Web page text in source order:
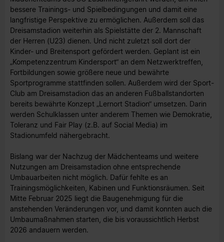
bessere Trainings- und Spielbedingungen und damit eine
langfristige Perspektive zu ermöglichen. Außerdem soll das
Dreisamstadion weiterhin als Spielstätte der 2. Mannschaft
der Herren (U23) dienen. Und nicht zuletzt soll dort der
Kinder- und Breitensport gefördert werden. Geplant ist ein
„Kompetenzzentrum Kindersport“ an dem Netzwerktreffen,
Fortbildungen sowie größere neue und bewährte
Sportprogramme stattfinden sollen. Außerdem wird der Sport-
Club am Dreisamstadion das an anderen Fußballstandorten
bereits bewährte Konzept „Lernort Stadion“ umsetzen. Darin
werden Schulklassen unter anderem Themen wie Demokratie,
Toleranz und Fair Play (z.B. auf Social Media) im
Stadionumfeld nähergebracht.
Bislang war der Nachzug der Mädchenteams und weitere
Nutzungen am Dreisamstadion ohne entsprechende
Umbauarbeiten nicht möglich. Dafür fehlte es an
Trainingsmöglichkeiten, Kabinen und Funktionsräumen. Seit
Mitte Februar 2025 liegt die Baugenehmigung für die
anstehenden Veränderungen vor, und damit konnten auch die
Umbaumaßnahmen starten, die bis voraussichtlich Herbst
2026 andauern werden.